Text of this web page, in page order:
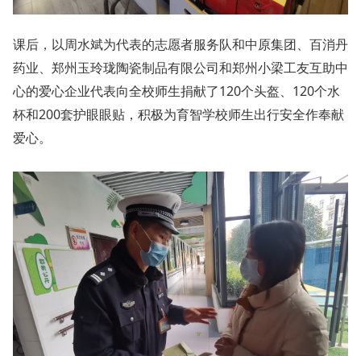
课后，以周水斌为代表的志愿者服务队和中原集团、百消丹
药业、郑州玉玲珑陶瓷制品有限公司和郑州小梁工友互助中
心的爱心企业代表向全校师生捐献了120个头盔、120个水
杯和200套护眼眼贴，积极为育智学校师生出行安全作奉献
爱心。